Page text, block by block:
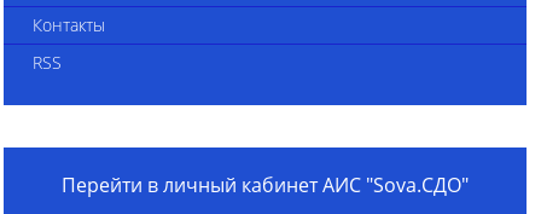
Контакты
RSS
Перейти в личный кабинет АИС "Sova.СДО"